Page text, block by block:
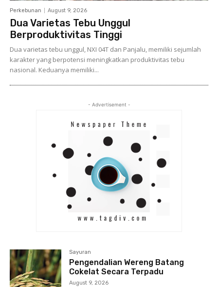
Perkebunan August 9, 2026
Dua Varietas Tebu Unggul
Berproduktivitas Tinggi
Dua varietas tebu unggul, NXI 04T dan Panjalu, memiliki sejumlah
karakter yang berpotensi meningkatkan produktivitas tebu
nasional. Keduanya memiliki...
- Advertisement -
Sayuran
Pengendalian Wereng Batang
Cokelat Secara Terpadu
August 9, 2026